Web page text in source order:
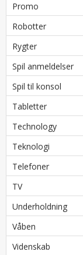
Promo
Robotter
Rygter
Spil anmeldelser
Spil til konsol
Tabletter
Technology
Teknologi
Telefoner
TV
Underholdning
Våben
Videnskab